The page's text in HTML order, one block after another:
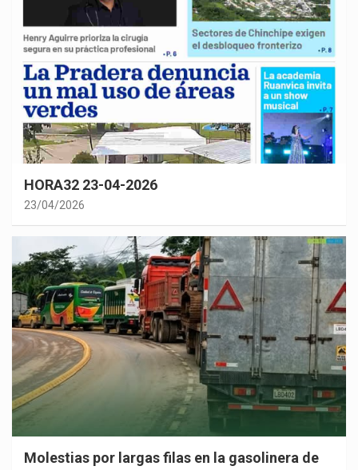
HORA32 23-04-2026
23/04/2026
Molestias por largas filas en la gasolinera de